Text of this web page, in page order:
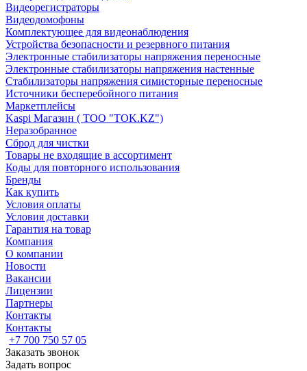
Видеорегистраторы
Видеодомофоны
Комплектующее для видеонаблюдения
Устройства безопасности и резервного питания
Электронные стабилизаторы напряжения переносные
Электронные стабилизаторы напряжения настенные
Стабилизаторы напряжения симисторные переносные
Источники бесперебойного питания
Маркетплейсы
Kaspi Магазин ( ТОО "TOK.KZ")
Неразобранное
Сброд для чистки
Товары не входящие в ассортимент
Коды для повторного использования
Бренды
Как купить
Условия оплаты
Условия доставки
Гарантия на товар
Компания
О компании
Новости
Вакансии
Лицензии
Партнеры
Контакты
Контакты
+7 700 750 57 05
Заказать звонок
Задать вопрос